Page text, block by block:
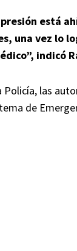
está
una vez lo
indicó
las
de